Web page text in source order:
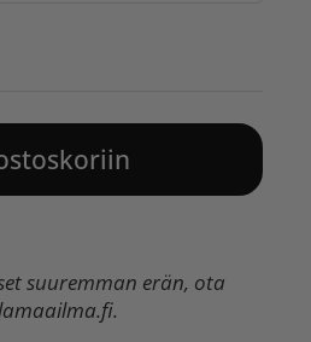
suuremman erän, ota
.